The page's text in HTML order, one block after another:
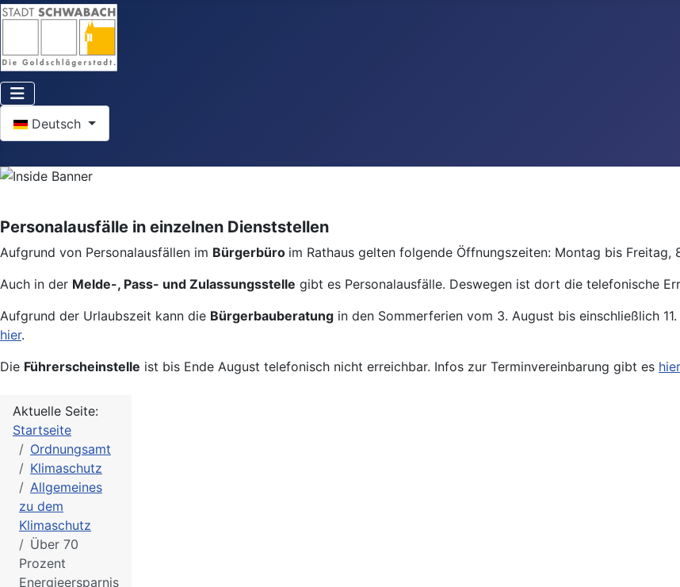
Deutsch
Personalausfälle in einzelnen Dienststellen
Aufgrund von Personalausfällen im Bürgerbüro im Rathaus gelten folgende Öffnungszeiten: Montag bis Freitag,
Auch in der Melde-, Pass- und Zulassungsstelle gibt es Personalausfälle. Deswegen ist dort die telefonische
Aufgrund der Urlaubszeit kann die Bürgerbauberatung in den Sommerferien vom 3. August bis einschließlich
hier.
Die Führerscheinstelle ist bis Ende August telefonisch nicht erreichbar. Infos zur Terminvereinbarung gibt es hier
Aktuelle Seite:
Startseite
Ordnungsamt
Klimaschutz
Allgemeines
zu dem
Klimaschutz
Über 70
Prozent
Energieersparnis